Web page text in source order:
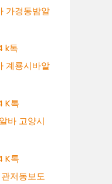
가경동밤알
k톡
계룡시바알
K톡
바 고양시
K톡
저동보도